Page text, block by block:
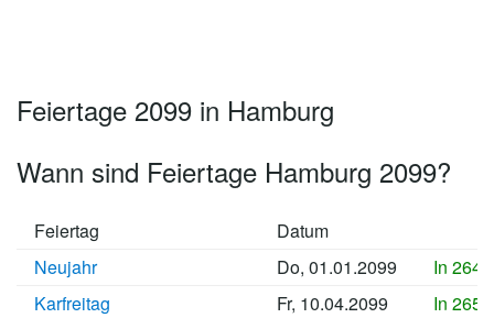
Feiertage 2099 in Hamburg
Wann sind Feiertage Hamburg 2099?
Feiertag
Datum
Neujahr
Do, 01.01.2099
In
Karfreitag
Fr, 10.04.2099
In